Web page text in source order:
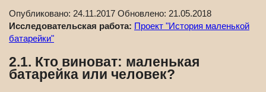
Опубликовано: 24.11.2017 Обновлено: 21.05.2018
Исследовательская работа: Проект "История маленькой
батарейки"
2.1. Кто виноват: маленькая
батарейка или человек?